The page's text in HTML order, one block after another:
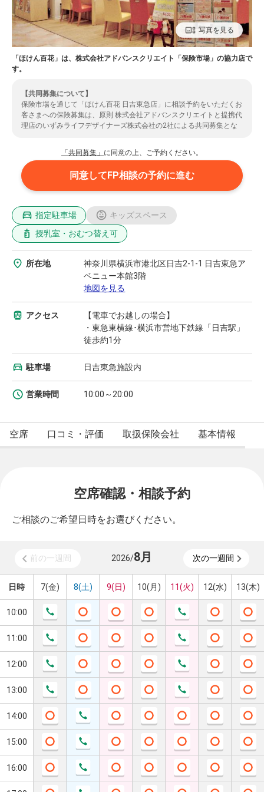
写真を見る
「ほけん百花」は、株式会社アドバンスクリエイト「保険市場」の協力店で
す。
【共同募集について】
保険市場を通じて「ほけん百花 日吉東急店」に相談予約をいただくお
客さまへの保険募集は、原則 株式会社アドバンスクリエイトと提携代
理店のいずみライフデザイナーズ株式会社の2社による共同募集とな
ザイナーズ株式会社に提供されます。ご了承いただいた上で、ご予約
のお手続きをいただきますようお願いいたします。いずみライフデザ
イナーズ株式会社の取扱保険会社についてはこちらよりご確認くださ
い。
「共同募集」 に同意の上、ご予約ください。
同意してFP相談の予約に進む
指定駐車場
キッズスペース
授乳室・おむつ替え可
所在地
神奈川県横浜市港北区日吉2-1-1 日吉東急ア
ベニュー本館3階
地図を見る
アクセス
【電車でお越しの場合】
・東急東横線･横浜市営地下鉄線「日吉駅」
徒歩約1分
駐車場 日吉東急施設内
営業時間 10:00～20:00
空席 口コミ・評価 取扱保険会社 基本情報
空席確認・相談予約
ご相談のご希望日時をお選びください。
前の一週間 2026/8月 次の一週間
日時
10:00
11:00
12:00
13:00
14:00
15:00
16:00
7(金) 8(土) 9(日) 10(月) 11(火) 12(水) 13(木)